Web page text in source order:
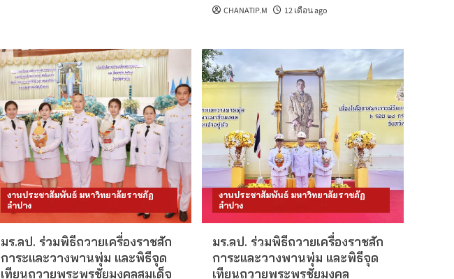
CHANATIP.M 12 เดือน ago
งานประชาสัมพันธ์ มหาวิทยาลัยราชภัฏ
ลำปาง
มร.ลป. ร่วมพิธีถวายเครื่องราชสัก
การะและวางพานพุ่ม และพิธีจุด
เทียนถวายพระพรชัยมงคลสมเด็จ
งานประชาสัมพันธ์ มหาวิทยาลัยราชภัฏ
ลำปาง
มร.ลป. ร่วมพิธีถวายเครื่องราชสัก
การะและวางพานพุ่ม และพิธีจุด
เทียนถวายพระพรชัยมงคล